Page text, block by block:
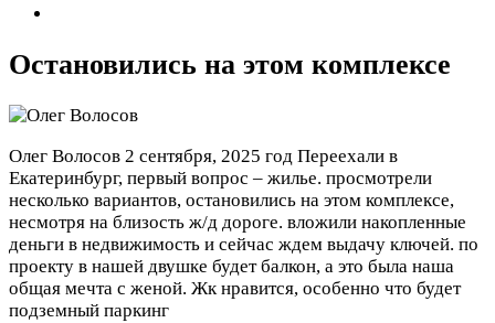
Остановились на этом комплексе
Олег Волосов 2 сентября, 2025 год Переехали в
Екатеринбург, первый вопрос – жилье. просмотрели
несколько вариантов, остановились на этом комплексе,
несмотря на близость ж/д дороге. вложили накопленные
деньги в недвижимость и сейчас ждем выдачу ключей. по
проекту в нашей двушке будет балкон, а это была наша
общая мечта с женой. Жк нравится, особенно что будет
подземный паркинг